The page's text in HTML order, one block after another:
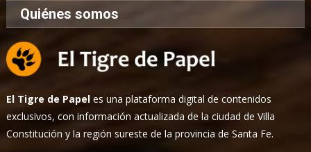
Quiénes somos
El Tigre de Papel es una plataforma digital de contenidos
exclusivos, con información actualizada de la ciudad de Villa
Constitución y la región sureste de la provincia de Santa Fe.